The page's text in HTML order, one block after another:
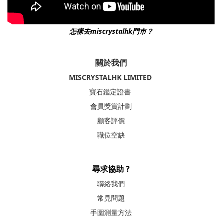
怎樣去miscrystalhk門市？
關於我們
MISCRYSTALHK LIMITED
寶石鑑定證書
會員獎賞計劃
顧客評價
職位空缺
尋求協助 ?
聯絡我們
常見問題
手圍測量方法